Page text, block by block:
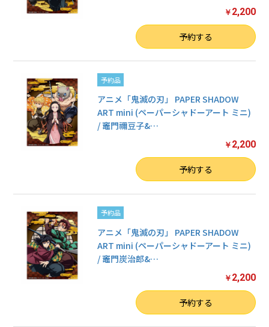
￥ 2,200
予約する
予約品
アニメ「鬼滅の刃」 PAPER SHADOW
ART mini (ペーパーシャドーアート ミニ)
/ 竈門禰豆子&…
￥ 2,200
予約する
予約品
アニメ「鬼滅の刃」 PAPER SHADOW
ART mini (ペーパーシャドーアート ミニ)
/ 竈門炭治郎&…
￥ 2,200
予約する